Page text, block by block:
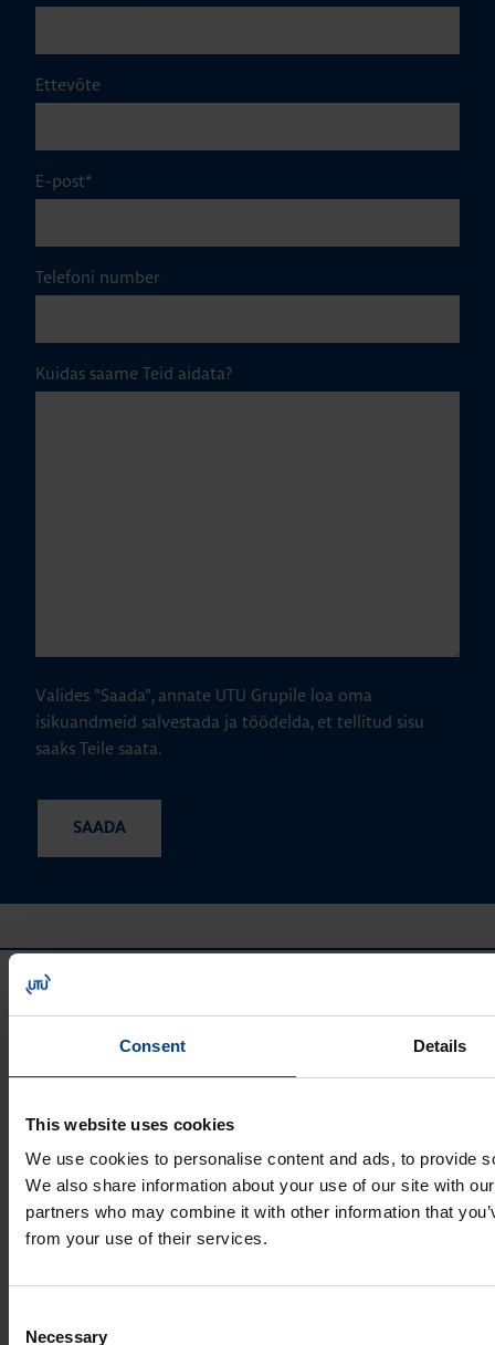
Consent Details
This website uses cookies
We use cookies to personalise content and ads, to provide
We also share information about your use of our site with
partners who may combine it with other information that
from your use of their services.
Selection
Necessary
Ettevõte
E-post*
Telefoni number
Kuidas saame Teid aidata?
Valides "Saada", annate UTU Grupile loa oma
isikuandmeid salvestada ja töödelda, et tellitud sisu
saaks Teile saata.
UTU GRUPP
UTU Group
UTU Finland
UTU Automation
UTU Estonia